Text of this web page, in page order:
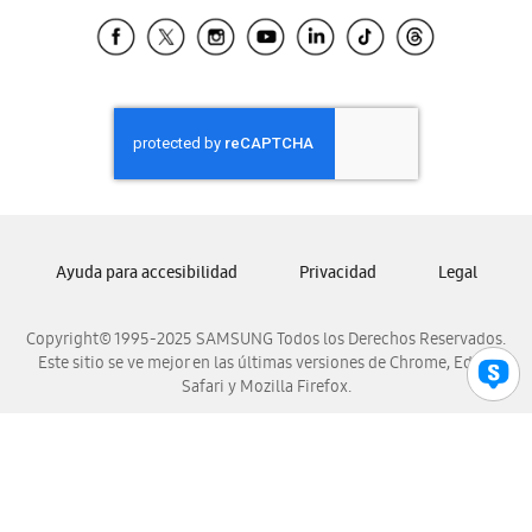
Samsung El Salvador
Samsung Honduras
Samsung Nicaragua
Samsung Panamá
Samsung Venezuela
Copyright© 1995-2025 SAMSUNG Todos los Derechos Reservados.
Este sitio se ve mejor en las últimas versiones de Chrome, Edge,
Safari y Mozilla Firefox.
Ayuda para accesibilidad Privacidad Legal